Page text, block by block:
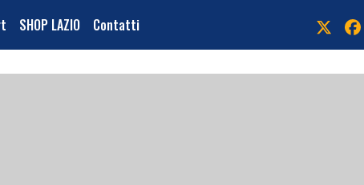
SHOP LAZIO Contatti